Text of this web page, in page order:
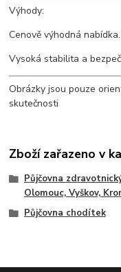
Výhody:
Cenově výhodná nabídka.
Vysoká stabilita a
Obrázky jsou pouze
skutečnosti
Zboží zařazeno v
Půjčovna
Olomouc, Vyškov,
Půjčovna chodítek